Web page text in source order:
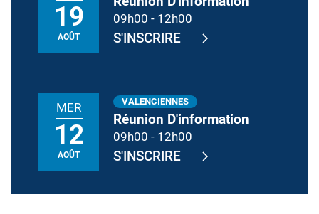
19
AOÛT
09h00 - 12h00
S'INSCRIRE
MER
12
AOÛT
VALENCIENNES
Réunion D'information
09h00 - 12h00
S'INSCRIRE